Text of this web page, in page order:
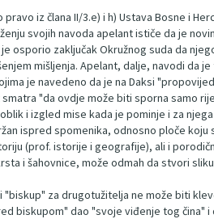
iz člana II/3.e) i h) Ustava Bosne i
svojih navoda apelant ističe da je
osporio zaključak Okružnog suda da
mišljenja. Apelant, dalje, navodi
je navedeno da je na Daksi
"da ovdje može biti sporna samo
i izgled mise kada je pominje i za
ispred spomenika, odnosno ploče
(prof. istorije i geografije), ali i
i šahovnice, može odmah da stvori
za drugotužitelja ne može biti
biskupom" dao "svoje viđenje tog